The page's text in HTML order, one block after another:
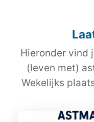
Hieronder vind
(leven met)
Wekelijks